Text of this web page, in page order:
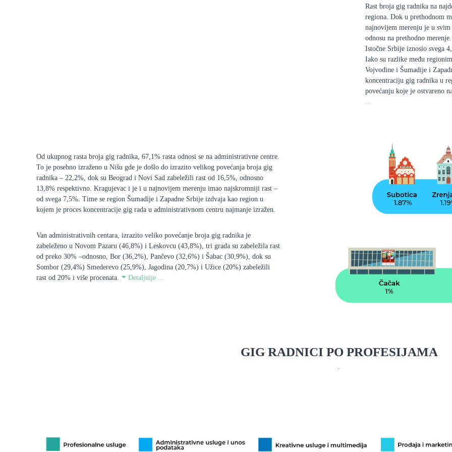
Rast broja gig radnika na
regiona. Dok u prethodnom
najnovijem merenju je u
odnosu na prethodno
Istočne Srbije iznosio svega
Iako su razlike među
Vojvodine i Šumadije i
koncentraciju gig radnika u
povećanju koje je ostvareno
Od ukupnog rasta broja gig radnika, 67,1% rasta odnosi se na administrativne centre.
To je posebno izraženo u Nišu gde je došlo do izrazito velikog povećanja broja gig
radnika – 22,2%, dok su Beograd i Novi Sad zabeležili rast od 16,5%, odnosno
13,8% respektivno. Kragujevac i je i u najnovijem merenju imao najskromniji rast –
od svega 7,5%. Time se region Šumadije i Zapadne Srbije izdvaja kao region u
kojem je proces koncentracije gig rada u administrativnom centru najmanje izražen.
Van administrativnih centara, izrazito veliko povećanje broja gig radnika je
zabeleženo u Novom Pazaru (46,8%) i Leskovcu (43,8%), tri grada su zabeležila rast
od preko 30% –odnosno, Bor (36,2%), Pančevo (32,6%) i Šabac (30,9%), dok su
Sombor (29,4%) Smederevo (25,9%), Jagodina (20,7%) i Užice (20%) zabeležili
rast od 20% i više procenata.
Detaljnije ...
GIG RADNICI PO PROFESIJAMA
.